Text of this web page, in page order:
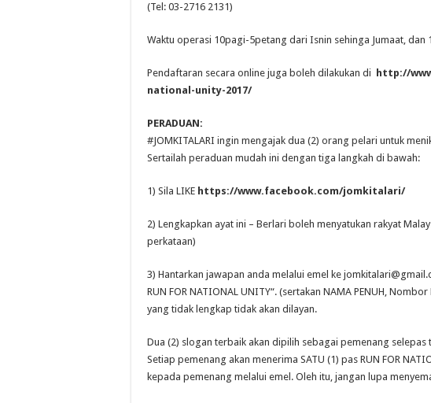
(Tel: 03-2716 2131)
Waktu operasi 10pagi-5petang dari Isnin sehinga Jumaat,
Pendaftaran secara online juga boleh dilakukan di
http://
national-unity-2017/
PERADUAN:
#JOMKITALARI ingin mengajak dua (2) orang pelari untuk
Sertailah peraduan mudah ini dengan tiga langkah di bawah:
1) Sila LIKE https://www.facebook.com/jomkitalari/
2) Lengkapkan ayat ini – Berlari boleh menyatukan rakyat
perkataan)
3) Hantarkan jawapan anda melalui emel ke
RUN FOR NATIONAL UNITY“. (sertakan NAMA PENUH,
yang tidak lengkap tidak akan dilayan.
Dua (2) slogan terbaik akan dipilih sebagai pemenang
Setiap pemenang akan menerima SATU (1) pas RUN FOR
kepada pemenang melalui emel. Oleh itu, jangan lupa